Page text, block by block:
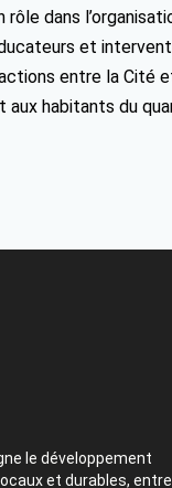
dans
et
entre la Cité
habitants du
le développement
et durables,